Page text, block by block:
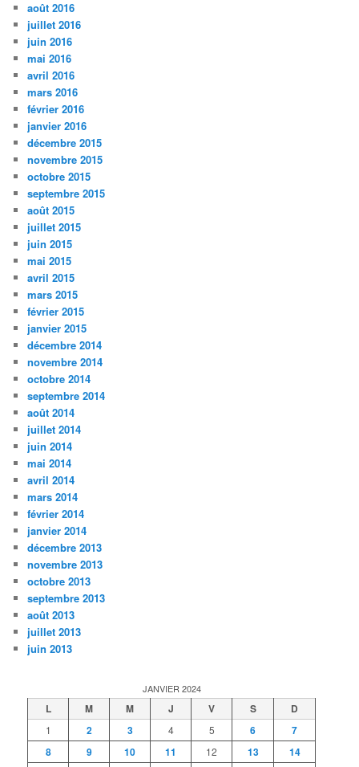
août 2016
juillet 2016
juin 2016
mai 2016
avril 2016
mars 2016
février 2016
janvier 2016
décembre 2015
novembre 2015
octobre 2015
septembre 2015
août 2015
juillet 2015
juin 2015
mai 2015
avril 2015
mars 2015
février 2015
janvier 2015
décembre 2014
novembre 2014
octobre 2014
septembre 2014
août 2014
juillet 2014
juin 2014
mai 2014
avril 2014
mars 2014
février 2014
janvier 2014
décembre 2013
novembre 2013
octobre 2013
septembre 2013
août 2013
juillet 2013
juin 2013
JANVIER 2024
L M M J V S D
1 2 3 4 5 6
7
8
9 10 11 12 13 14